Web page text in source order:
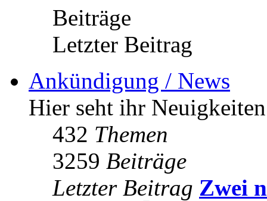
Beiträge
Letzter Beitrag
Ankündigung / News
Hier seht ihr
432 Themen
3259 Beiträge
Letzter Beitrag Zwei